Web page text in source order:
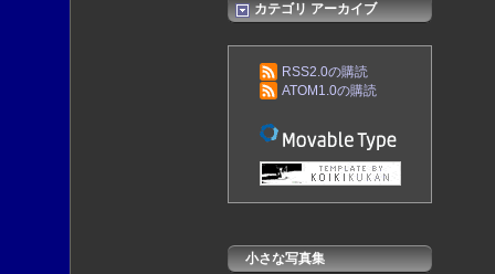
カテゴリ アーカイブ
RSS2.0の購読
ATOM1.0の購読
小さな写真集